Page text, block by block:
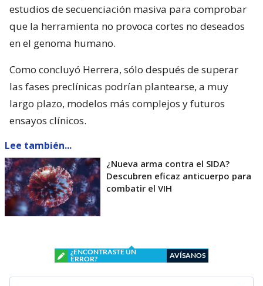
estudios de secuenciación masiva para comprobar
que la herramienta no provoca cortes no deseados
en el genoma humano.
Como concluyó Herrera, sólo después de superar
las fases preclínicas podrían plantearse, a muy
largo plazo, modelos más complejos y futuros
ensayos clínicos.
Lee también...
¿Nueva arma contra el SIDA?
Descubren eficaz anticuerpo para
combatir el VIH
¿ENCONTRASTE UN
ERROR?
AVÍSANOS